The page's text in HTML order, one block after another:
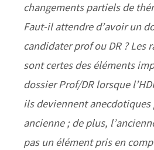
changements partiels de
Faut-il attendre d’avoir un
candidater prof ou DR ? Les
sont certes des éléments
dossier Prof/DR lorsque
ils deviennent anecdotiques
ancienne ; de plus,
pas un élément pris en